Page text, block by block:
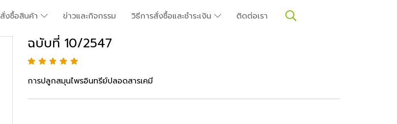
สั่งซื้อสินค้า ข่าวและกิจกรรม วิธีการสั่งซื้อและชำระเงิน ติดต่อเรา
ฉบับที่ 10/2547
การปลูกสมุนไพรอินทรีย์ปลอดสารเคมี